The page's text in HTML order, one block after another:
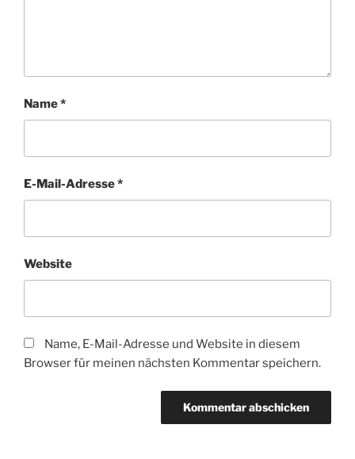
Name*
E-Mail-Adresse*
Website
Name, E-Mail-Adresse und Website in diesem
Browser für meinen nächsten Kommentar speichern.